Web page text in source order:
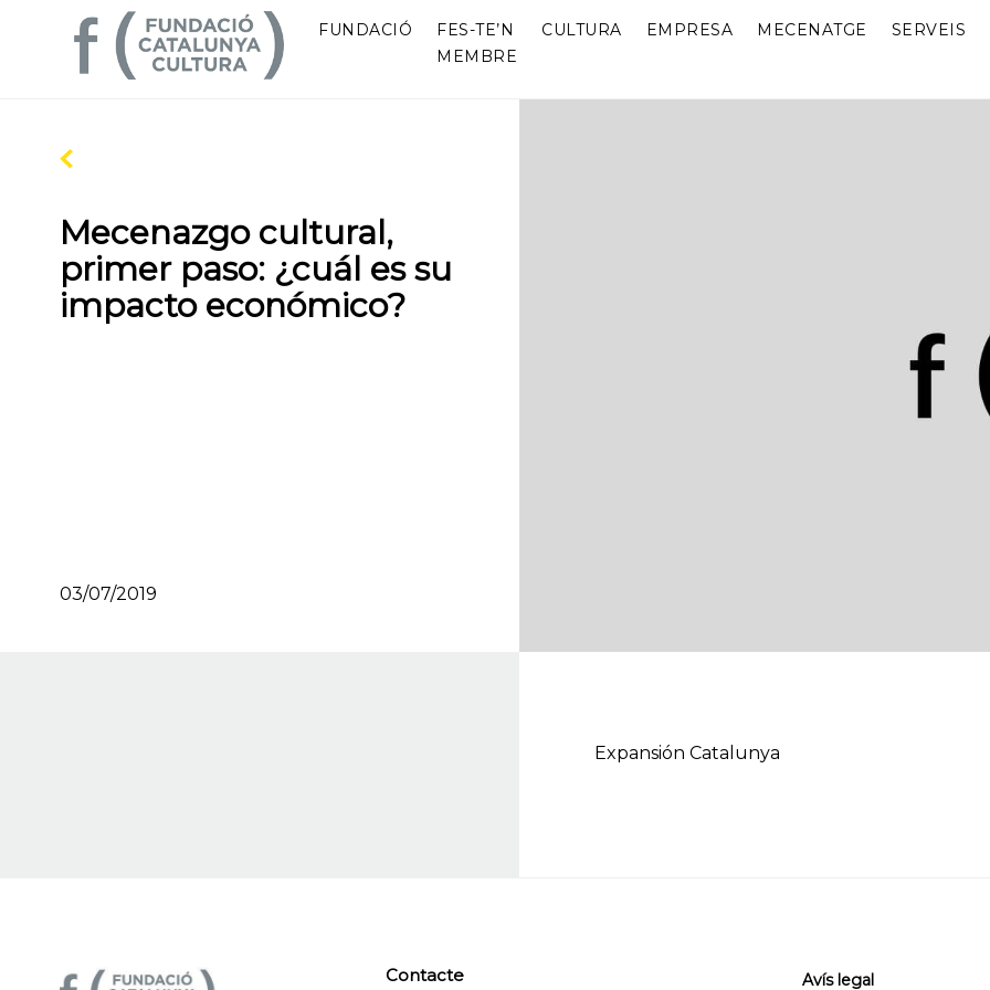
FUNDACIÓ
FES-TE’N
MEMBRE
CULTURA EMPRESA MECENATGE SERVEIS
Mecenazgo cultural,
primer paso: ¿cuál es su
impacto económico?
03/07/2019
Expansión Catalunya
Contacte Avís legal